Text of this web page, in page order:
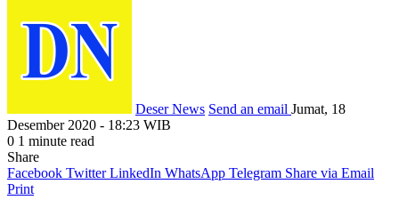
Deser News Send an email Jumat, 18
Desember 2020 - 18:23 WIB
0 1 minute read
Share
Facebook Twitter LinkedIn WhatsApp Telegram Share via Email
Print